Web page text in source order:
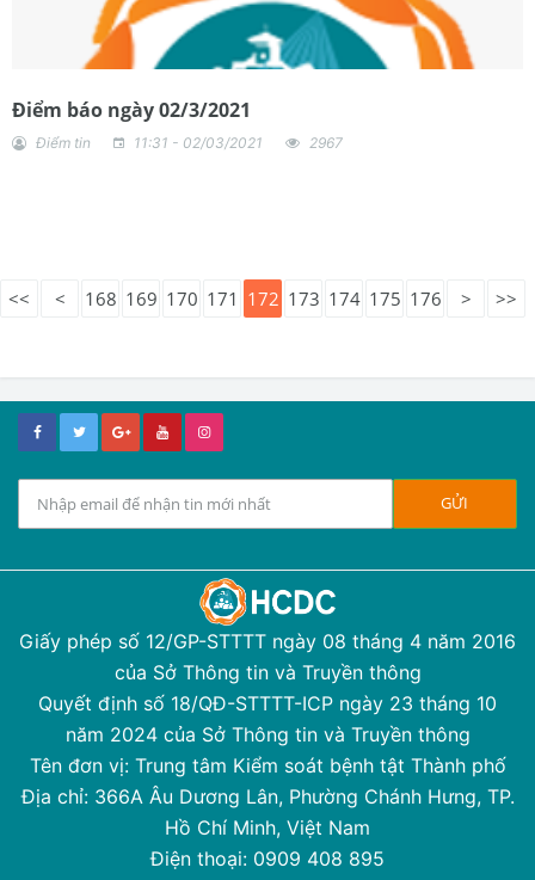
Điểm báo ngày 02/3/2021
Điểm tin 11:31 - 02/03/2021 2967
<< < 168 169 170 171 172 173 174 175 176 > >>
Giấy phép số 12/GP-STTTT ngày 08 tháng 4 năm 2016
của Sở Thông tin và Truyền thông
Quyết định số 18/QĐ-STTTT-ICP ngày 23 tháng 10
năm 2024 của Sở Thông tin và Truyền thông
Tên đơn vị: Trung tâm Kiểm soát bệnh tật Thành phố
Địa chỉ: 366A Âu Dương Lân, Phường Chánh Hưng, TP.
Hồ Chí Minh, Việt Nam
Điện thoại: 0909 408 895